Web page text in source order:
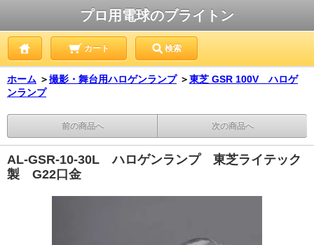
プロ用電球のブライトン
カート 検索
ホーム ＞撮影・舞台用ハロゲンランプ ＞東芝 GSR 100V ハロゲ
ンランプ
前の商品へ 次の商品へ
AL-GSR-10-30L ハロゲンランプ 東芝ライテック
製 G22口金